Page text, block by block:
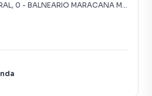
, 0 - BALNEARIO MARACANA MIRIM